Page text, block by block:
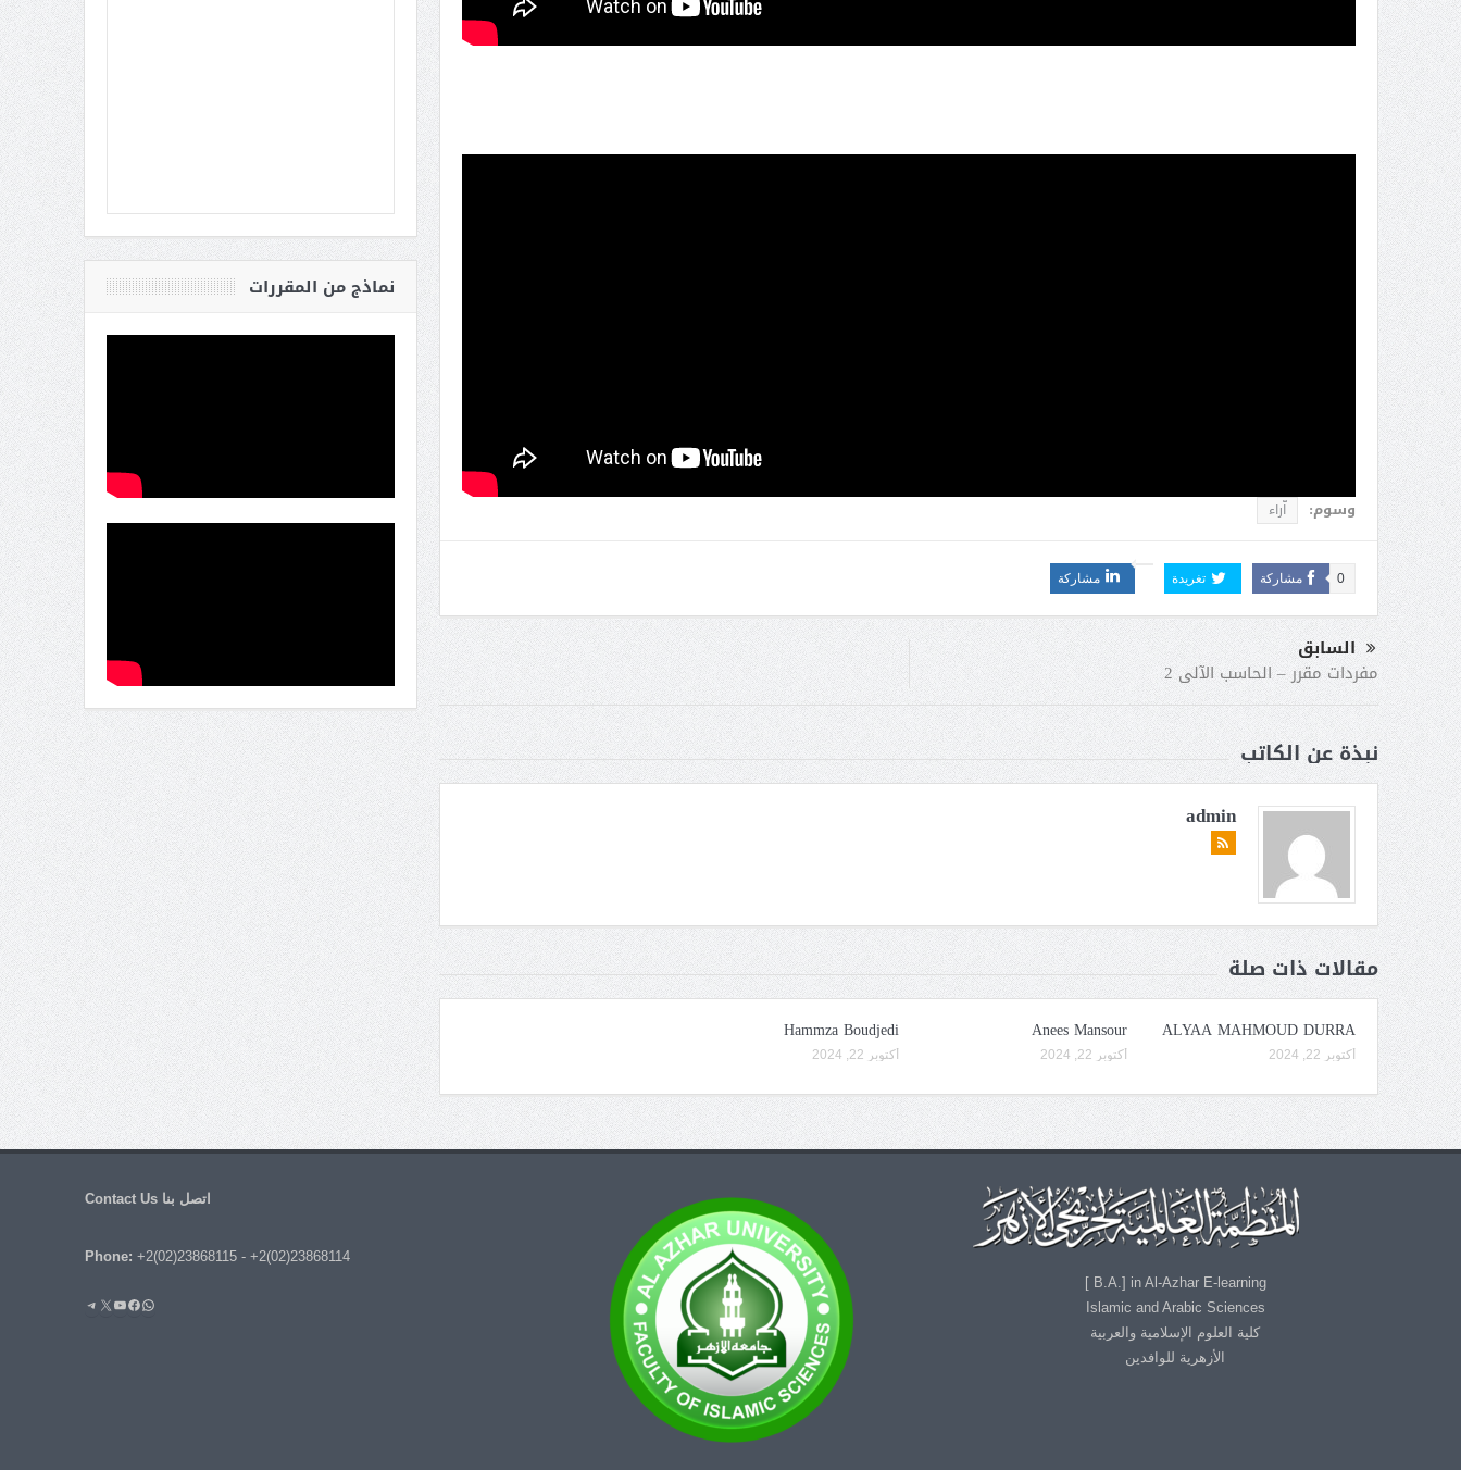
وسوم: اّراء
مشاركة 0 تغريدة مشاركة
السابق
مفردات مقرر – الحاسب الآلى 2
نبذة عن الكاتب
admin
مقالات ذات صلة
ALYAA MAHMOUD DURRA
أكتوبر 22, 2024
Anees Mansour
أكتوبر 22, 2024
Hammza Boudjedi
أكتوبر 22, 2024
نماذج من المقررات
B.A.] in Al-Azhar E-learning ]
Islamic and Arabic Sciences
كلية العلوم الإسلامية والعربية
الأزهرية للوافدين
اتصل بنا Contact Us
Phone: +2(02)23868115- +2(02)23868114
واتساب
فيسبوك
يوتيوب
إكستيليجرام